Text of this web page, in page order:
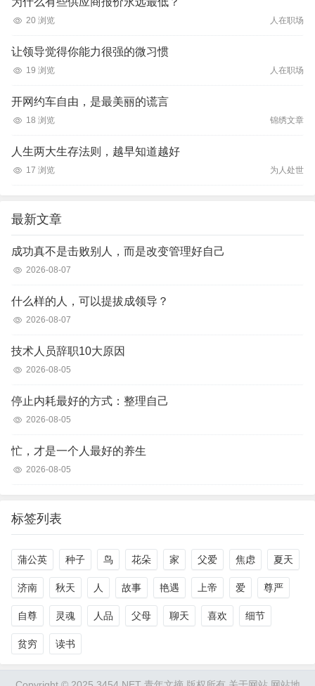
20 浏览 人在职场
让领导觉得你能力很强的微习惯
19 浏览 人在职场
开网约车自由，是最美丽的谎言
18 浏览 锦绣文章
人生两大生存法则，越早知道越好
17 浏览 为人处世
最新文章
成功真不是击败别人，而是改变管理好自己
2026-08-07
什么样的人，可以提拔成领导？
2026-08-07
技术人员辞职10大原因
2026-08-05
停止内耗最好的方式：整理自己
2026-08-05
忙，才是一个人最好的养生
2026-08-05
标签列表
蒲公英 种子 鸟 花朵 家 父爱 焦虑 夏天
济南 秋天 人 故事 艳遇 上帝 爱 尊严
自尊 灵魂 人品 父母 聊天 喜欢 细节
贫穷 读书